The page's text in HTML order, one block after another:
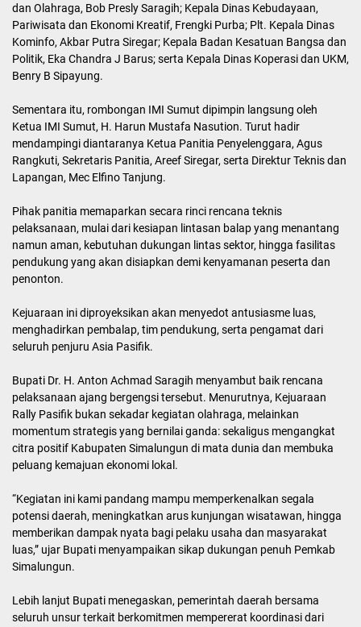
dan Olahraga, Bob Presly Saragih; Kepala Dinas Kebudayaan,
Pariwisata dan Ekonomi Kreatif, Frengki Purba; Plt. Kepala Dinas
Kominfo, Akbar Putra Siregar; Kepala Badan Kesatuan Bangsa dan
Politik, Eka Chandra J Barus; serta Kepala Dinas Koperasi dan UKM,
Benry B Sipayung.
Sementara itu, rombongan IMI Sumut dipimpin langsung oleh
Ketua IMI Sumut, H. Harun Mustafa Nasution. Turut hadir
mendampingi diantaranya Ketua Panitia Penyelenggara, Agus
Rangkuti, Sekretaris Panitia, Areef Siregar, serta Direktur Teknis dan
Lapangan, Mec Elfino Tanjung.
Pihak panitia memaparkan secara rinci rencana teknis
pelaksanaan, mulai dari kesiapan lintasan balap yang menantang
namun aman, kebutuhan dukungan lintas sektor, hingga fasilitas
pendukung yang akan disiapkan demi kenyamanan peserta dan
penonton.
Kejuaraan ini diproyeksikan akan menyedot antusiasme luas,
menghadirkan pembalap, tim pendukung, serta pengamat dari
seluruh penjuru Asia Pasifik.
Bupati Dr. H. Anton Achmad Saragih menyambut baik rencana
pelaksanaan ajang bergengsi tersebut. Menurutnya, Kejuaraan
Rally Pasifik bukan sekadar kegiatan olahraga, melainkan
momentum strategis yang bernilai ganda: sekaligus mengangkat
citra positif Kabupaten Simalungun di mata dunia dan membuka
peluang kemajuan ekonomi lokal.
“Kegiatan ini kami pandang mampu memperkenalkan segala
potensi daerah, meningkatkan arus kunjungan wisatawan, hingga
memberikan dampak nyata bagi pelaku usaha dan masyarakat
luas,” ujar Bupati menyampaikan sikap dukungan penuh Pemkab
Simalungun.
Lebih lanjut Bupati menegaskan, pemerintah daerah bersama
seluruh unsur terkait berkomitmen mempererat koordinasi dari